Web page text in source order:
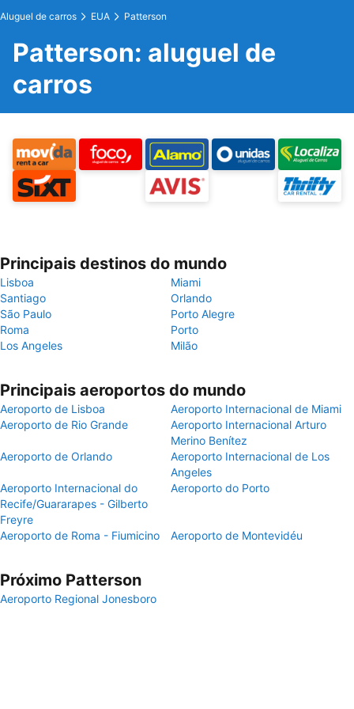
Aluguel de carros EUA Patterson
Patterson: aluguel de
carros
Principais destinos do mundo
Lisboa
Miami
Santiago
Orlando
São Paulo
Porto Alegre
Roma
Porto
Los Angeles
Milão
Principais aeroportos do mundo
Aeroporto de Lisboa
Aeroporto Internacional de Miami
Aeroporto de Rio Grande
Aeroporto Internacional Arturo
Merino Benítez
Aeroporto de Orlando
Aeroporto Internacional de Los
Angeles
Aeroporto Internacional do
Recife/Guararapes - Gilberto
Freyre
Aeroporto do Porto
Aeroporto de Roma - Fiumicino Aeroporto de Montevidéu
Próximo Patterson
Aeroporto Regional Jonesboro